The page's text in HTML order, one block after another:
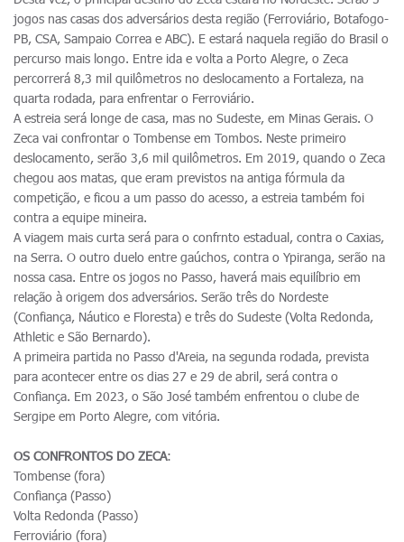
jogos nas casas dos adversários desta região (Ferroviário, Botafogo-
PB, CSA, Sampaio Correa e ABC). E estará naquela região do Brasil o
percurso mais longo. Entre ida e volta a Porto Alegre, o Zeca
percorrerá 8,3 mil quilômetros no deslocamento a Fortaleza, na
quarta rodada, para enfrentar o Ferroviário.
A estreia será longe de casa, mas no Sudeste, em Minas Gerais. O
Zeca vai confrontar o Tombense em Tombos. Neste primeiro
deslocamento, serão 3,6 mil quilômetros. Em 2019, quando o Zeca
chegou aos matas, que eram previstos na antiga fórmula da
competição, e ficou a um passo do acesso, a estreia também foi
contra a equipe mineira.
A viagem mais curta será para o confrnto estadual, contra o Caxias,
na Serra. O outro duelo entre gaúchos, contra o Ypiranga, serão na
nossa casa. Entre os jogos no Passo, haverá mais equilíbrio em
relação à origem dos adversários. Serão três do Nordeste
(Confiança, Náutico e Floresta) e três do Sudeste (Volta Redonda,
Athletic e São Bernardo).
A primeira partida no Passo d'Areia, na segunda rodada, prevista
para acontecer entre os dias 27 e 29 de abril, será contra o
Confiança. Em 2023, o São José também enfrentou o clube de
Sergipe em Porto Alegre, com vitória.
OS CONFRONTOS DO ZECA:
Tombense (fora)
Confiança (Passo)
Volta Redonda (Passo)
Ferroviário (fora)